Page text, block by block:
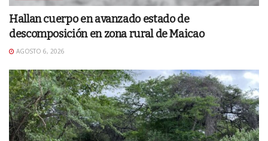
Hallan cuerpo en avanzado estado de
descomposición en zona rural de Maicao
AGOSTO 6, 2026